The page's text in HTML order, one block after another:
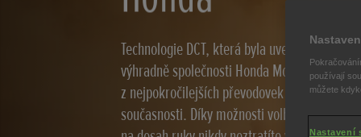
Technologie DCT, která byla uvedena na trh v
výhradně společnosti Honda Motorcycles, se
z nejpokročilejších převodovek pohonu
současnosti. Díky možnosti volby
používají
můžete
Nastavení